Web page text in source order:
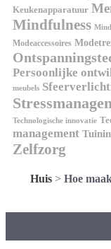
Keukenapparatuur
Mindfulness
Modeaccessoires
Persoonlijke
meubels
Technologische innovatie
management
Zelfzorg
Huis> Hoe